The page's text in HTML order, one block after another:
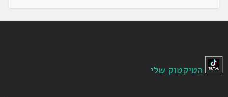
הטיקטוק שלי